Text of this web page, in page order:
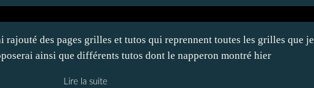
rajouté des pages grilles et tutos qui reprennent toutes les grilles que je
ainsi que différents tutos dont le napperon montré hier
Lire la suite